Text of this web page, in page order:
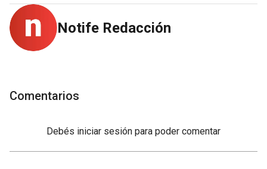
Notife Redacción
Comentarios
Debés iniciar sesión para poder comentar